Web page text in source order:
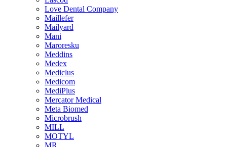
Love Dental Company
Maillefer
Mailyard
Mani
Maroresku
Meddins
Medex
Mediclus
Medicom
MediPlus
Mercator Medical
Meta Biomed
Microbrush
MILL
MOTYL
MR